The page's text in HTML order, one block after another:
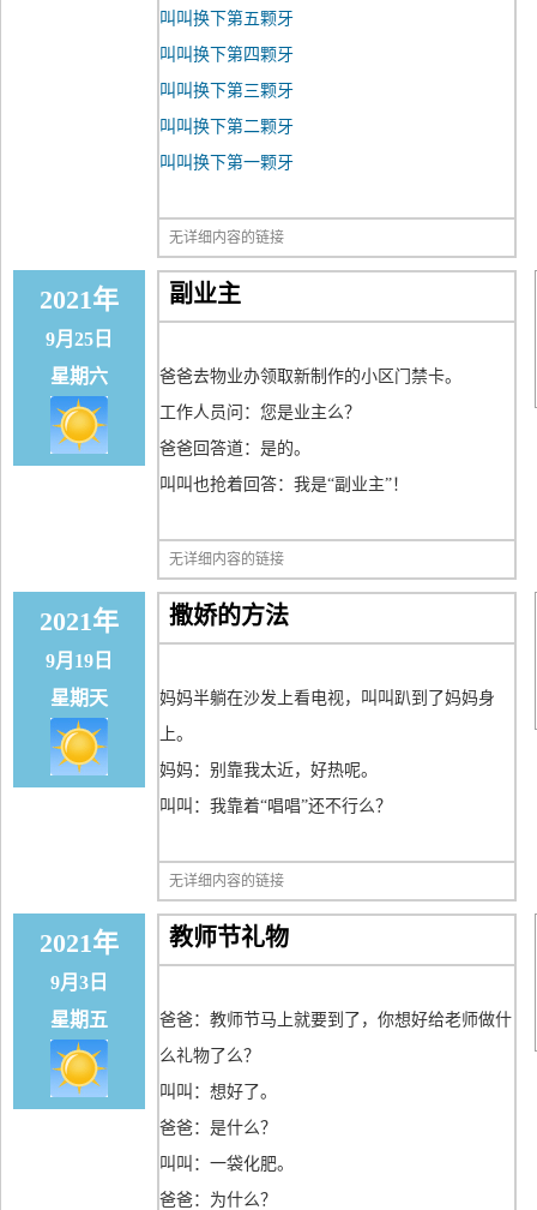
叫叫换下第五颗牙
叫叫换下第四颗牙
叫叫换下第三颗牙
叫叫换下第二颗牙
叫叫换下第一颗牙
无详细内容的链接
2021年
9月25日
星期六
副业主
爸爸去物业办领取新制作的小区门禁卡。
工作人员问：您是业主么？
爸爸回答道：是的。
叫叫也抢着回答：我是“副业主”！
无详细内容的链接
2021年
9月19日
星期天
撒娇的方法
妈妈半躺在沙发上看电视，叫叫趴到了妈妈身
上。
妈妈：别靠我太近，好热呢。
叫叫：我靠着“唱唱”还不行么？
无详细内容的链接
2021年
9月3日
星期五
教师节礼物
爸爸：教师节马上就要到了，你想好给老师做什
么礼物了么？
叫叫：想好了。
爸爸：是什么？
叫叫：一袋化肥。
爸爸：为什么？